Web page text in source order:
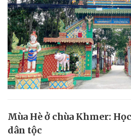
Mùa Hè ở chùa Khmer:
dân tộc